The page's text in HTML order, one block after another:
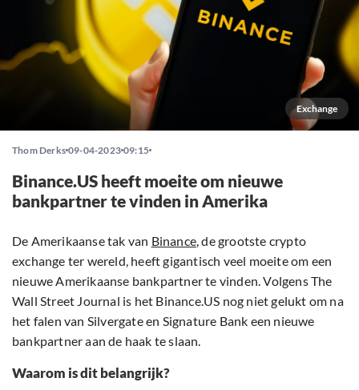
Exchange
Thom Derks 09-04-2023 09:15
Binance.US heeft moeite om nieuwe
bankpartner te vinden in Amerika
De Amerikaanse tak van Binance, de grootste crypto
exchange ter wereld, heeft gigantisch veel moeite om een
nieuwe Amerikaanse bankpartner te vinden. Volgens The
Wall Street Journal is het Binance.US nog niet gelukt om na
het falen van Silvergate en Signature Bank een nieuwe
bankpartner aan de haak te slaan.
Waarom is dit belangrijk?